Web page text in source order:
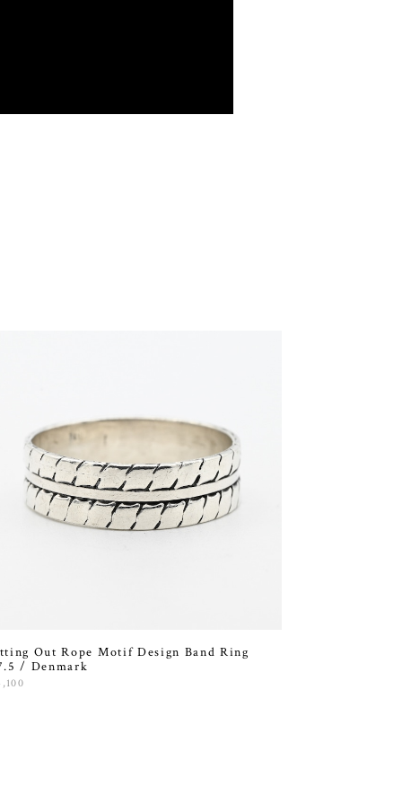
Out Rope Motif Design Band Ring
/ Denmark